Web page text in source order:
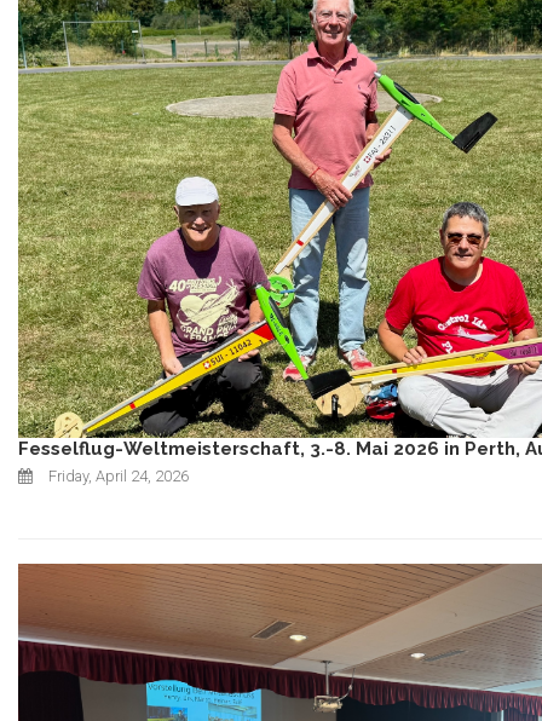
Fesselflug-Weltmeisterschaft, 3.-8. Mai 2026 in Perth,
Friday, April 24, 2026